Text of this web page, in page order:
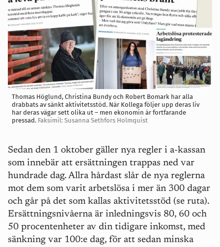
Thomas Höglund, Christina Bundy och Robert Bomark har alla
drabbats av sänkt aktivitetsstöd. När Kollega följer upp deras liv
har deras vägar sett olika ut – men ekonomin är fortfarande
pressad. Faksimil: Susanna Sethfors Holmquist
Sedan den 1 oktober gäller nya regler i a-kassan
som innebär att ersättningen trappas ned var
hundrade dag. Allra hårdast slår de nya reglerna
mot dem som varit arbetslösa i mer än 300 dagar
och går på det som kallas aktivitetsstöd (se ruta).
Ersättningsnivåerna är inledningsvis 80, 60 och
50 procentenheter av din tidigare inkomst, med
sänkning var 100:e dag, för att sedan minska